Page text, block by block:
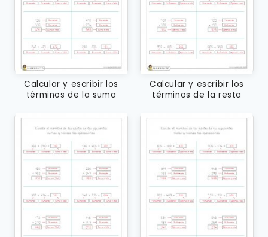
Calcular y escribir los
términos de la suma
Calcular y escribir los
términos de la resta